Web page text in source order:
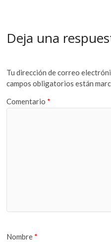
Deja una
Tu dirección de correo
campos obligatorios están
Comentario *
Nombre *